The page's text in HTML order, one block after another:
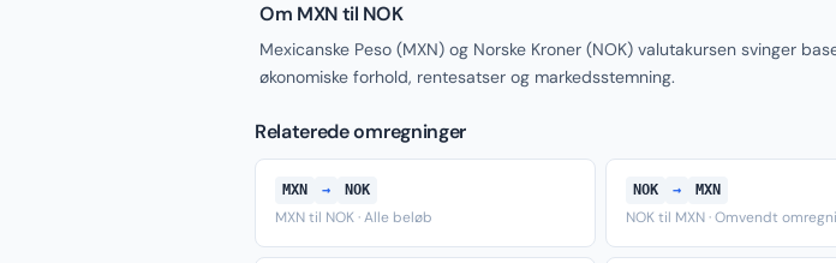
Om MXN til NOK
Mexicanske Peso (MXN) og Norske Kroner (NOK) valutakursen svinger
økonomiske forhold, rentesatser og markedsstemning.
Relaterede omregninger
MXN → NOK
MXN til NOK · Alle beløb
NOK → MXN
NOK til MXN · Omvendt